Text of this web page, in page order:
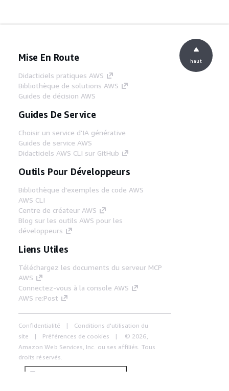
Mise En Route
Didacticiels pratiques AWS
Bibliothèque de solutions AWS
Guides de décision AWS
Guides De Service
Choisir un service d'IA générative
Guides de service AWS
Didacticiels AWS CLI sur GitHub
Outils Pour Développeurs
Bibliothèque d'exemples de code AWS
AWS CLI
Centre de créateur AWS
Blog sur les outils AWS pour les
développeurs
Liens Utiles
Téléchargez les documents du serveur MCP
AWS
Connectez-vous à la console AWS
AWS re:Post
Confidentialité
Conditions d'utilisation du
site
Préférences de cookies
© 2026,
Amazon Web Services, Inc. ou ses affiliés. Tous
droits réservés.
Français
haut